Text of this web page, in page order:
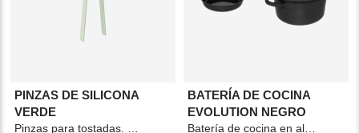
PINZAS DE SILICONA
VERDE
BATERÍA DE COCINA
EVOLUTION NEGRO